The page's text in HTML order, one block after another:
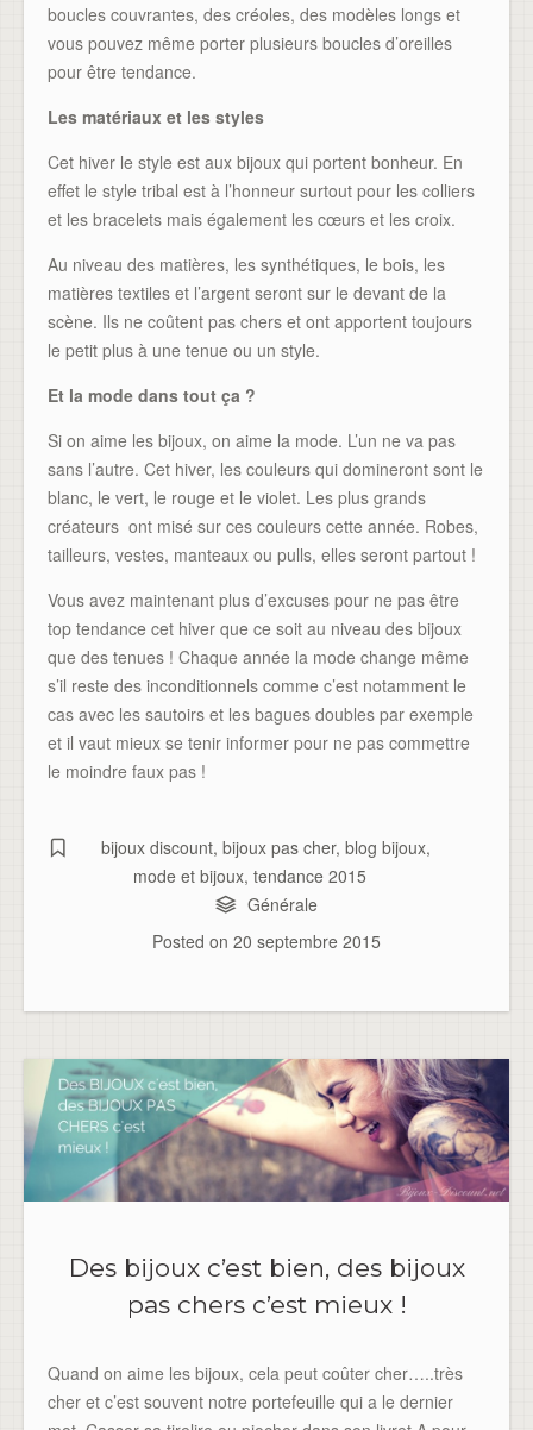
boucles couvrantes, des créoles, des modèles longs et
vous pouvez même porter plusieurs boucles d’oreilles
pour être tendance.
Les matériaux et les styles
Cet hiver le style est aux bijoux qui portent bonheur. En
effet le style tribal est à l’honneur surtout pour les colliers
et les bracelets mais également les cœurs et les croix.
Au niveau des matières, les synthétiques, le bois, les
matières textiles et l’argent seront sur le devant de la
scène. Ils ne coûtent pas chers et ont apportent toujours
le petit plus à une tenue ou un style.
Et la mode dans tout ça ?
Si on aime les bijoux, on aime la mode. L’un ne va pas
sans l’autre. Cet hiver, les couleurs qui domineront sont le
blanc, le vert, le rouge et le violet. Les plus grands
créateurs ont misé sur ces couleurs cette année. Robes,
tailleurs, vestes, manteaux ou pulls, elles seront partout !
Vous avez maintenant plus d’excuses pour ne pas être
top tendance cet hiver que ce soit au niveau des bijoux
que des tenues ! Chaque année la mode change même
s’il reste des inconditionnels comme c’est notamment le
cas avec les sautoirs et les bagues doubles par exemple
et il vaut mieux se tenir informer pour ne pas commettre
le moindre faux pas !
bijoux discount, bijoux pas cher, blog bijoux,
mode et bijoux, tendance 2015
Générale
Posted on 20 septembre 2015
Des bijoux c’est bien, des bijoux
pas chers c’est mieux !
Quand on aime les bijoux, cela peut coûter cher…..très
cher et c’est souvent notre portefeuille qui a le dernier